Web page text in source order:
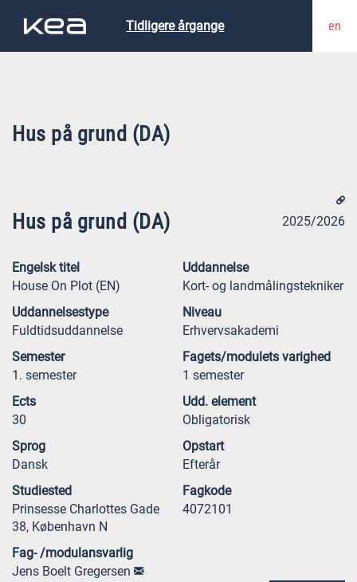
Tidligere årgange en
Hus på grund (DA)
Hus på grund (DA) 2025/2026
Engelsk titel
House On Plot (EN)
Uddannelse
Kort- og landmålingstekniker
Uddannelsestype
Fuldtidsuddannelse
Niveau
Erhvervsakademi
Semester
1. semester
Fagets/modulets varighed
1 semester
Ects
30
Udd. element
Obligatorisk
Sprog
Dansk
Opstart
Efterår
Studiested
Prinsesse Charlottes Gade
38, København N
Fagkode
4072101
Fag- /modulansvarlig
Jens Boelt Gregersen